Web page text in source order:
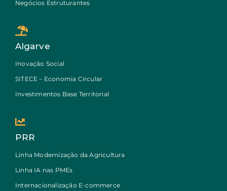
Negócios Estruturantes
Algarve
Inovação Social
SITECE – Economia Circular
Investimentos Base Territorial
PRR
Linha Modernização da Agricultura
Linha IA nas PMEs
Internacionalização E-commerce